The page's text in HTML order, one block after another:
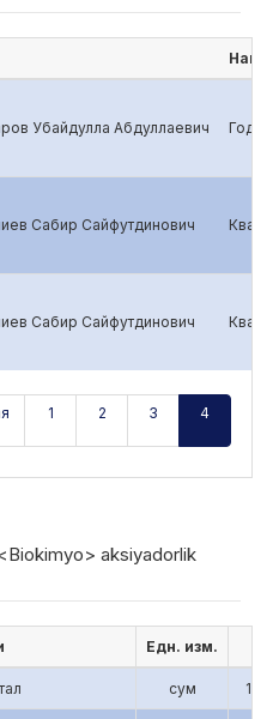
Убайдулла Абдуллаевич
Сабир Сайфутдинович
Сабир Сайфутдинович
1 2 3 4
aksiyadorlik
Едн. изм.
сум